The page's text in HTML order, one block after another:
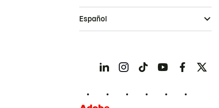
Español